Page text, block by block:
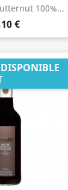
100%...
€
rapide